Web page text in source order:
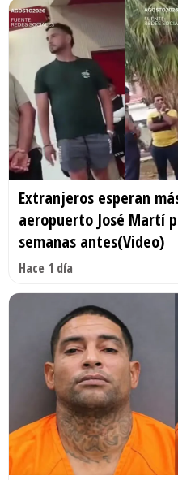
Extranjeros esperan
aeropuerto José Martí
semanas antes(Video)
Hace 1 día